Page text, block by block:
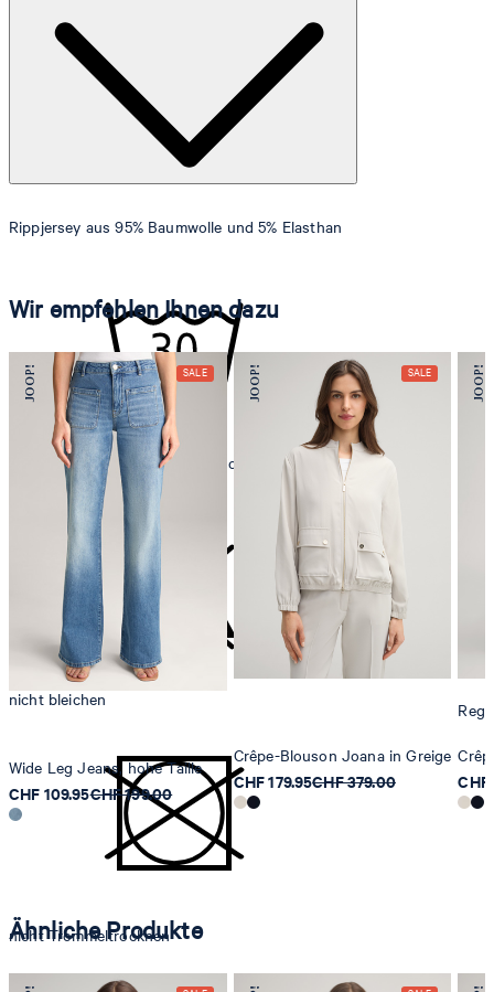
Größentabelle
Rippjersey aus 95% Baumwolle und 5% Elasthan
Maschinenwäsche bei 30°C schonend
nicht bleichen
nicht Trommeltrocknen
Wir empfehlen Ihnen dazu
Wide Leg Jeans, hohe Taille
CHF 109.95CHF 199.00
Crêpe-Blouson Joana in Greige
CHF 179.95CHF 379.00
CHF
Ähnliche Produkte